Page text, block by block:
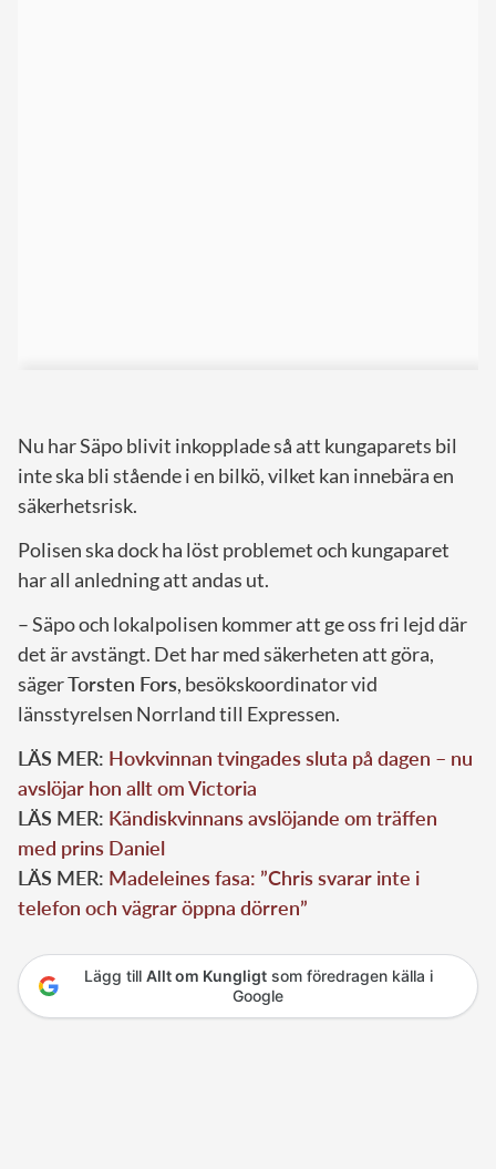
Nu har Säpo blivit inkopplade så att kungaparets bil
inte ska bli stående i en bilkö, vilket kan innebära en
säkerhetsrisk.
Polisen ska dock ha löst problemet och kungaparet
har all anledning att andas ut.
– Säpo och lokalpolisen kommer att ge oss fri lejd där
det är avstängt. Det har med säkerheten att göra,
sägerTorsten Fors, besökskoordinator vid
länsstyrelsen Norrland till Expressen.
LÄS MER: Hovkvinnan tvingades sluta på dagen – nu
avslöjar hon allt om Victoria
LÄS MER: Kändiskvinnans avslöjande om träffen
med prins Daniel
LÄS MER: Madeleines fasa: ”Chris svarar inte i
telefon och vägrar öppna dörren”
Lägg till Allt om Kungligtsom föredragen källa i
Google